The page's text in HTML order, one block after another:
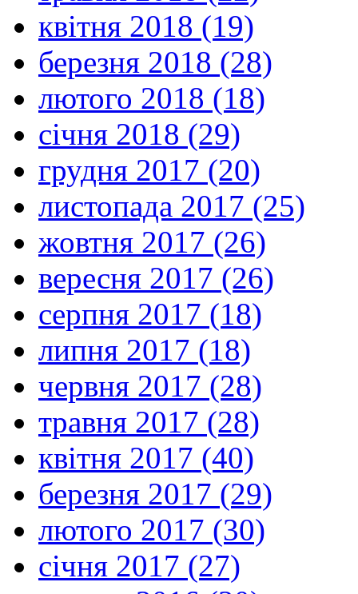
квітня 2018 (19)
березня 2018 (28)
лютого 2018 (18)
січня 2018 (29)
грудня 2017 (20)
листопада 2017 (25)
жовтня 2017 (26)
вересня 2017 (26)
серпня 2017 (18)
липня 2017 (18)
червня 2017 (28)
травня 2017 (28)
квітня 2017 (40)
березня 2017 (29)
лютого 2017 (30)
січня 2017 (27)